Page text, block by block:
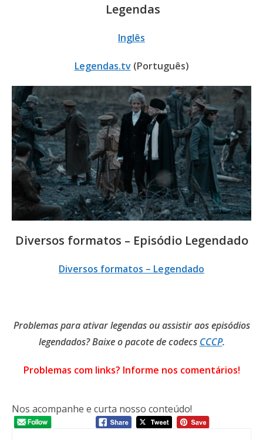
Legendas
Inglês
Legendas.tv (Português)
Diversos formatos – Episódio Legendado
Diversos formatos – Legendado
Problemas para ativar legendas ou assistir aos episódios
legendados? Baixe o pacote de codecs CCCP.
Problemas com links? Informe nos comentários!
Nos acompanhe e curta nosso conteúdo!